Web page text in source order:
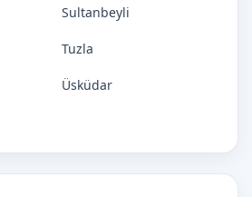
Sultanbeyli
Tuzla
Üsküdar